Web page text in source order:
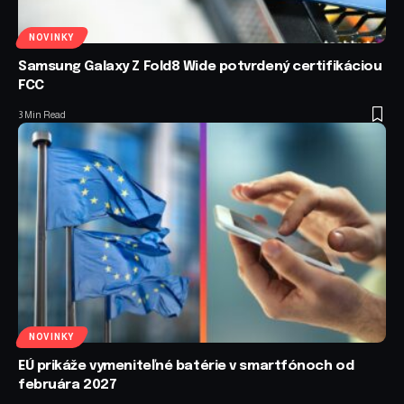
NOVINKY
Samsung Galaxy Z Fold8 Wide potvrdený certifikáciou
FCC
3 Min Read
NOVINKY
EÚ prikáže vymeniteľné batérie v smartfónoch od
februára 2027